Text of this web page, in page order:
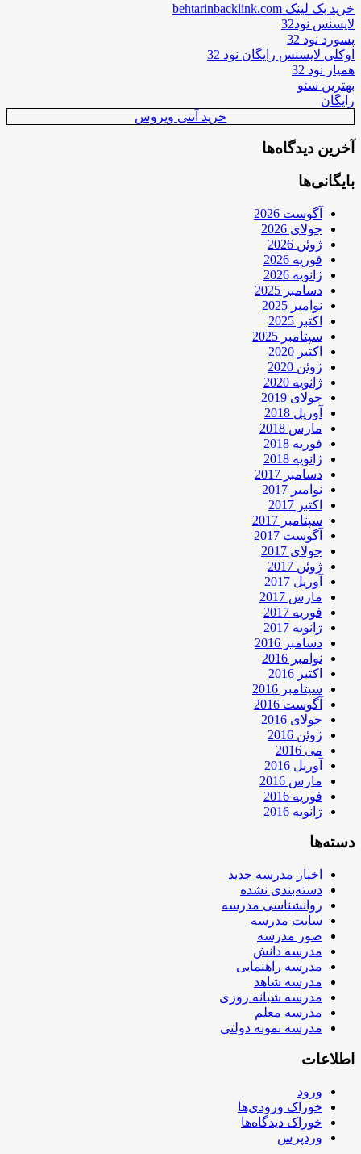
خرید بک لینک behtarinbacklink.com
لایسنس نود32
پسورد نود 32
اوکلی لایسنس رایگان نود 32
همیار نود 32
بهترین سئو
رایگان
خرید آنتی ویروس
آخرین دیدگاه‌ها
بایگانی‌ها
آگوست 2026
جولای 2026
ژوئن 2026
فوریه 2026
ژانویه 2026
دسامبر 2025
نوامبر 2025
اکتبر 2025
سپتامبر 2025
اکتبر 2020
ژوئن 2020
ژانویه 2020
جولای 2019
آوریل 2018
مارس 2018
فوریه 2018
ژانویه 2018
دسامبر 2017
نوامبر 2017
اکتبر 2017
سپتامبر 2017
آگوست 2017
جولای 2017
ژوئن 2017
آوریل 2017
مارس 2017
فوریه 2017
ژانویه 2017
دسامبر 2016
نوامبر 2016
اکتبر 2016
سپتامبر 2016
آگوست 2016
جولای 2016
ژوئن 2016
می 2016
آوریل 2016
مارس 2016
فوریه 2016
ژانویه 2016
دسته‌ها
اخبار مدرسه جدید
دسته‌بندی نشده
روانشناسی مدرسه
سایت مدرسه
صور مدرسه
مدرسه دانش
مدرسه راهنمایی
مدرسه شاهد
مدرسه شبانه روزی
مدرسه معلم
مدرسه نمونه دولتی
اطلاعات
ورود
خوراک ورودی‌ها
خوراک دیدگاه‌ها
وردپرس